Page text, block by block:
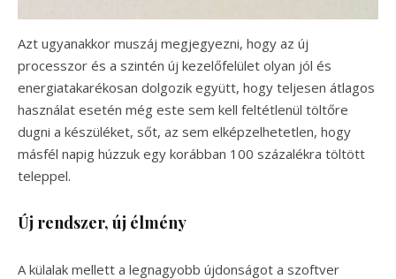
Azt ugyanakkor muszáj megjegyezni, hogy az új
processzor és a szintén új kezelőfelület olyan jól és
energiatakarékosan dolgozik együtt, hogy teljesen átlagos
használat esetén még este sem kell feltétlenül töltőre
dugni a készüléket, sőt, az sem elképzelhetetlen, hogy
másfél napig húzzuk egy korábban 100 százalékra töltött
teleppel.
Új rendszer, új élmény
A külalak mellett a legnagyobb újdonságot a szoftver